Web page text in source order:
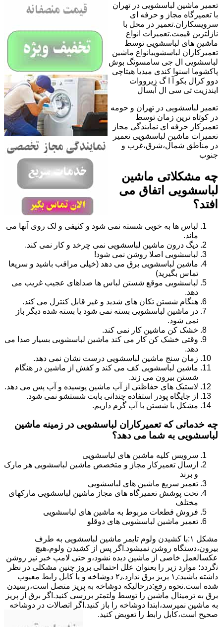
تعمیر ماشین لباسشویی در تهران
با تعمیرگاه مجاز و حرفه ای
سرویسکاران.تعمیر در محل با
نازلترین قیمت.تعمیرات انواع
ماشین های لباسشویی توسط
تعمیرکاران لباسشوییانواع ماشین
لباسشویی ال جی سامسونگ بوش
پاکشوما اسنوا کندی میدیا هیتاچی
دوو کرال بکو آ ا گ زیرووات
ایندزیت تی سی ال آبسال
تعمیر لباسشویی در تهران و حومه
در کوتاه ترین زمان توسط
تعمیرکار حرفه ای نمایندگی مجاز
تعمیرات ماشین لباسشویی تعمیر
در مناطق شمال،شرق،غرب و
جنوب
چه مشکلاتی ماشین
لباسشویی اتفاق می
افتد؟
لباس ها به خوبی شسته نمی شود و کثیفی و لک روی آنها می
ماند.
دیگ درون ماشین لباسشویی نمی چرخد و کار نمی کند.
لباسشویی اصلا روشن نمی شود!
ماشین لباسشویی برق می دهد (خیلی مراقب باشید و سریعا
تماس بگیرید)
لباسشویی موقع شستن لباس ها صداهای عجیب غریب می
دهد.
هنگام شستن تکان های شدید و غیر قابل کنترل می کند.
در ماشین لباسشویی بسته نمی شود یا بسته شده دیگر باز
نمی شود.
خشک کن ماشین کار نمی کند.
وقتی خشک کن کار می کند ماشین لباسشویی بسیار صدا می
دهد.
زمان سنج ماشین لباسشویی درست نشان نمی دهد.
ماشین لباسشویی کف می کند و کفش از ماشین در هنگام
شستن بیرون می زند.
لاستیک های حفاظتی از آب ماشین پوسیده و آب پس می دهد.
از جایگاه پودر استفاده چندانی بابت شستشو نمی شود.
مشکل با شستن با آب گرم داریم.
چه خدماتی که تعمیرکاران لباسشویی در زمینه ماشین
لباسشویی به شما می دهد؟
سرویس کلیه ماشین های لباسشویی
ارسال تعمیرکار مجاز و متخصص ماشین لباسشویی هر مارک
و برند
تعمیر سریع ماشین های لباسشویی
تحت پوشش تعمیرگاه های مجاز ماشین لباسشویی مارکهای
مختلف
فروش قطعات مربوط به ماشین های لباسشویی
تعمیر ماشین لباسشویی های دوقلو
مشکل ۱:ﺑﺎ ﮐﺸﯿﺪن وﻟﻮم ﺗﺎﯾﻤﺮ ماشین لباسشویی به طرف
ﺑﯿﺮون،دستگاه روﺷﻦ نمیشود.اﮔﺮ ﭘﺲ از ﮐﺸﯿﺪن وﻟﻮم،ﻫﯿﭻ
عکسالعمل ﺧﺎﺻﯽ از ﻣﺎﺷﯿﻦ دﯾﺪه نشود،و حتی ﻻﻣﭗ ﺧﺒﺮ ﻧﯿﺰ روﺷﻦ
ﻧگردد؛ موارد زیر را بعنوان ﻋﻠﻞ احتمالی بروز چنین مشکلی در نظر
داشته باشید:۱٫ ﭘﺮﯾﺰ ﺑﺮق ﻧﺪارد.۲٫ دوﺷﺎﺧﻪ و ﯾﺎ ﮐﺎﺑﻞ راﺑﻂ ﻣﻌﯿﻮب
ﺷﺪه است.نحوه رفع:درحالیکه دوﺷﺎﺧﻪ ﺑﻪ ﭘﺮﯾﺰ ﻣﺘﺼﻞ اﺳﺖ،رﺳﯿﺪن
ﺑﺮق ﺑﻪ ﺗﺮﻣﯿﻨﺎل ﻣﺎﺷﯿﻦ را ﺗﻮﺳﻂ ولتمتر بررسی ﮐﻨﯿﺪ.اﮔﺮ ﺑﺮق از ﭘﺮﯾﺰ
ﺑﻪ ﻣﺎﺷﯿﻦ نمیرسد،اﺑﺘﺪا دوشاخه را باز کنید.اﮔﺮ اﺗﺼﺎﻻت در دوشاخه
ﺻﺤﯿﺢ اﺳﺖ،ﮐﺎﺑﻞ راﺑﻂ را ﺗﻌﻮﯾﺾ کنید.